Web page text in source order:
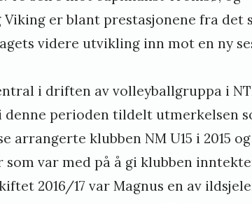
er blant prestasjonene fra det
videre utvikling inn mot en ny
i driften av volleyballgruppa i
denne perioden tildelt utmerkelsen
arrangerte klubben NM U15 i 2015
var med på å gi klubben
2016/17 var Magnus en av